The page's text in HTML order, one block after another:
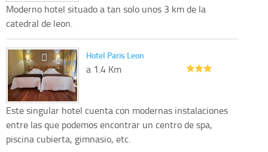
Moderno hotel situado a tan solo unos 3 km de la
catedral de leon.
Hotel Paris Leon
a 1.4 Km
Este singular hotel cuenta con modernas instalaciones
entre las que podemos encontrar un centro de spa,
piscina cubierta, gimnasio, etc.